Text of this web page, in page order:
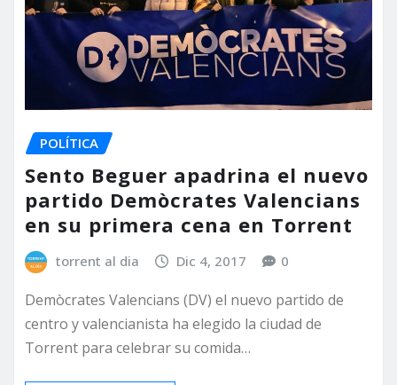
POLÍTICA
Sento Beguer apadrina el nuevo
partido Demòcrates Valencians
en su primera cena en Torrent
torrent al dia Dic 4, 2017 0
Demòcrates Valencians (DV) el nuevo partido de
centro y valencianista ha elegido la ciudad de
Torrent para celebrar su comida…